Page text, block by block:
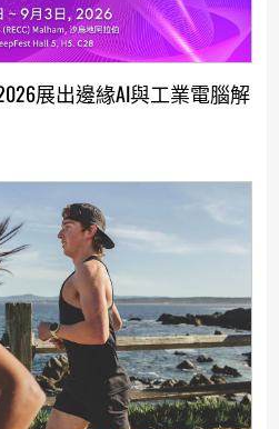
2026展出邊緣AI與工業電腦解